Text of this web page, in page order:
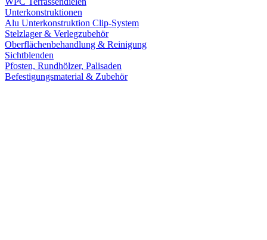
Unterkonstruktionen
Alu Unterkonstruktion Clip-System
Stelzlager & Verlegzubehör
Oberflächenbehandlung & Reinigung
Sichtblenden
Pfosten, Rundhölzer, Palisaden
Befestigungsmaterial & Zubehör